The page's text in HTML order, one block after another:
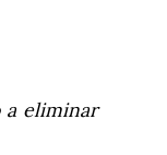
a eliminar